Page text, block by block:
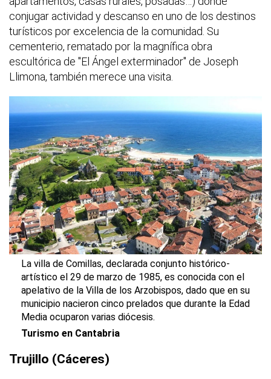
conjugar actividad y descanso en uno de los destinos
turísticos por excelencia de la comunidad. Su
cementerio, rematado por la magnífica obra
escultórica de "El Ángel exterminador" de Joseph
Llimona, también merece una visita.
La villa de Comillas, declarada conjunto histórico-
artístico el 29 de marzo de 1985, es conocida con el
apelativo de la Villa de los Arzobispos, dado que en su
municipio nacieron cinco prelados que durante la Edad
Media ocuparon varias diócesis.
Turismo en Cantabria
Trujillo (Cáceres)